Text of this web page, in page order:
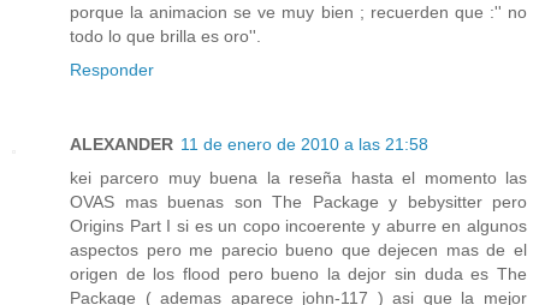
porque la animacion se ve muy bien ; recuerden que :'' no
todo lo que brilla es oro''.
Responder
ALEXANDER 11 de enero de 2010 a las 21:58
kei parcero muy buena la reseña hasta el momento las
OVAS mas buenas son The Package y bebysitter pero
Origins Part I si es un copo incoerente y aburre en algunos
aspectos pero me parecio bueno que dejecen mas de el
origen de los flood pero bueno la dejor sin duda es The
Package ( ademas aparece john-117 ) asi que la mejor